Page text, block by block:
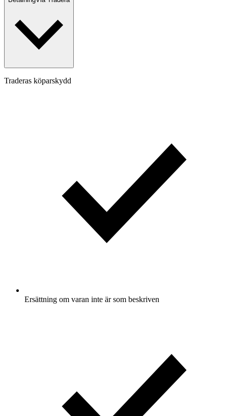
Traderas köparskydd
Ersättning om varan inte är som beskriven